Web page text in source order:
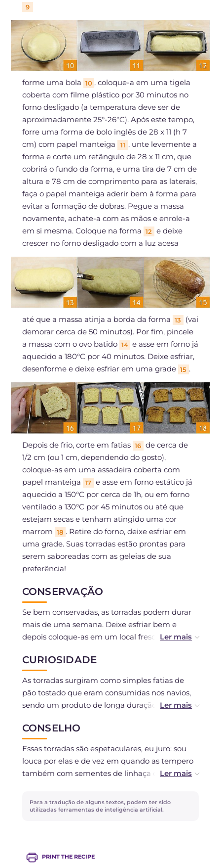
9
forme uma bola 10 , coloque-a em uma tigela
coberta com filme plástico por 30 minutos no
forno desligado (a temperatura deve ser de
aproximadamente 25°-26°C). Após este tempo,
forre uma forma de bolo inglês de 28 x 11 (h 7
cm) com papel manteiga
11 , unte levemente a
forma e corte um retângulo de 28 x 11 cm, que
cobrirá o fundo da forma, e uma tira de 7 cm de
altura e 78 cm de comprimento para as laterais,
faça o papel manteiga aderir bem à forma para
evitar a formação de dobras. Pegue a massa
novamente, achate-a com as mãos e enrole-a
em si mesma. Coloque na forma 12
e deixe
crescer no forno desligado com a luz acesa
até que a massa atinja a borda da forma 13
(vai
demorar cerca de 50 minutos). Por fim, pincele
a massa com o ovo batido 14 e asse em forno já
aquecido a 180°C por 40 minutos. Deixe esfriar,
desenforme e deixe esfriar em uma grade 15 .
Depois de frio, corte em fatias 16 de cerca de
1/2 cm (ou 1 cm, dependendo do gosto),
coloque-as em uma assadeira coberta com
papel manteiga 17 e asse em forno estático já
aquecido a 150°C por cerca de 1h, ou em forno
ventilado a 130°C por 45 minutos ou até que
estejam secas e tenham atingido uma cor
marrom 18 . Retire do forno, deixe esfriar em
uma grade. Suas torradas estão prontas para
serem saboreadas com as geleias de sua
preferência!
CONSERVAÇÃO
Se bem conservadas, as torradas podem durar
mais de uma semana. Deixe esfriar bem e
depois coloque-as em um local fresco e seco em
CURIOSIDADE
As torradas surgiram como simples fatias de
pão tostado que eram consumidas nos navios,
sendo um produto de longa duração, muito
chamadas de "biscoitos da saúde".
CONSELHO
Essas torradas são espetaculares, eu juro: sou
louca por elas e de vez em quando as tempero
também com sementes de linhaça ou
Para a tradução de alguns textos, podem ter sido
utilizadas ferramentas de inteligência artificial.
PRINT THE RECIPE